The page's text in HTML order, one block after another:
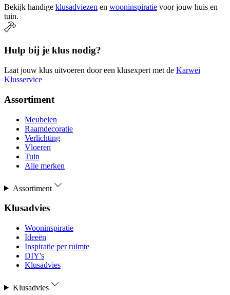
Bekijk handige klusadviezen en wooninspiratie voor jouw huis en
tuin.
Hulp bij je klus nodig?
Laat jouw klus uitvoeren door een klusexpert met de Karwei
Klusservice
Assortiment
Meubelen
Raamdecoratie
Verlichting
Vloeren
Tuin
Alle merken
Assortiment
Klusadvies
Wooninspiratie
Ideeën
Inspiratie per ruimte
DIY's
Klusadvies
Klusadvies